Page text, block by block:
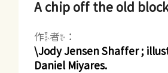
A chip off the old
作者：
\Jody Jensen Shaffer ;
Daniel Miyares.